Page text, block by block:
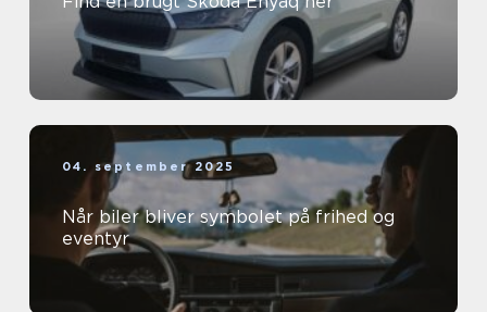
04. september 2025
Når biler bliver symbolet på frihed og
eventyr